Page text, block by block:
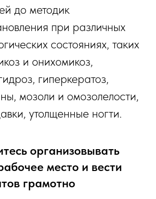
до методик
при различных
состояниях, таких
и онихомикоз,
гиперкератоз,
мозоли и омозолелости,
утолщенные ногти.
организовывать
место и вести
грамотно